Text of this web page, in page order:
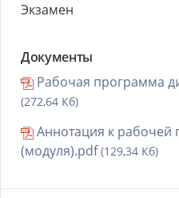
Экзамен
Документы
Рабочая программа
(272,64 Кб)
Аннотация к
(модуля).pdf(129,34 Кб)